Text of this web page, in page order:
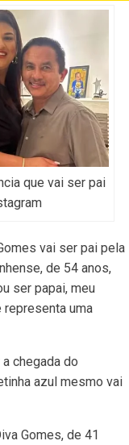
que vai ser pai
vai ser pai pela
de 54 anos,
ser papai, meu
uma
chegada do
azul mesmo vai
Gomes, de 41